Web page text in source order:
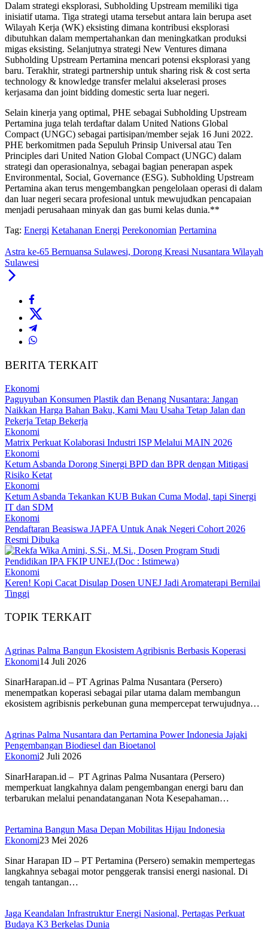
Dalam strategi eksplorasi, Subholding Upstream memiliki tiga
inisiatif utama. Tiga strategi utama tersebut antara lain berupa aset
Wilayah Kerja (WK) eksisting dimana kontribusi eksplorasi
dibutuhkan dalam mempertahankan dan meningkatkan produksi
migas eksisting. Selanjutnya strategi New Ventures dimana
Subholding Upstream Pertamina mencari potensi eksplorasi yang
baru. Terakhir, strategi partnership untuk sharing risk & cost serta
technology & knowledge transfer melalui akselerasi proses
kerjasama dan joint bidding domestic serta luar negeri.
Selain kinerja yang optimal, PHE sebagai Subholding Upstream
Pertamina juga telah terdaftar dalam United Nations Global
Compact (UNGC) sebagai partisipan/member sejak 16 Juni 2022.
PHE berkomitmen pada Sepuluh Prinsip Universal atau Ten
Principles dari United Nation Global Compact (UNGC) dalam
strategi dan operasionalnya, sebagai bagian penerapan aspek
Environmental, Social, Governance (ESG). Subholding Upstream
Pertamina akan terus mengembangkan pengelolaan operasi di dalam
dan luar negeri secara profesional untuk mewujudkan pencapaian
menjadi perusahaan minyak dan gas bumi kelas dunia.**
Tag: Energi Ketahanan Energi Perekonomian Pertamina
Astra ke-65 Bernuansa Sulawesi, Dorong Kreasi Nusantara Wilayah
Sulawesi
BERITA TERKAIT
Ekonomi
Paguyuban Konsumen Plastik dan Benang Nusantara: Jangan
Naikkan Harga Bahan Baku, Kami Mau Usaha Tetap Jalan dan
Pekerja Tetap Bekerja
Ekonomi
Matrix Perkuat Kolaborasi Industri ISP Melalui MAIN 2026
Ekonomi
Ketum Asbanda Dorong Sinergi BPD dan BPR dengan Mitigasi
Risiko Ketat
Ekonomi
Ketum Asbanda Tekankan KUB Bukan Cuma Modal, tapi Sinergi
IT dan SDM
Ekonomi
Pendaftaran Beasiswa JAPFA Untuk Anak Negeri Cohort 2026
Resmi Dibuka
Ekonomi
Keren! Kopi Cacat Disulap Dosen UNEJ Jadi Aromaterapi Bernilai
Tinggi
TOPIK TERKAIT
Agrinas Palma Bangun Ekosistem Agribisnis Berbasis Koperasi
Ekonomi14 Juli 2026
SinarHarapan.id – PT Agrinas Palma Nusantara (Persero)
menempatkan koperasi sebagai pilar utama dalam membangun
ekosistem agribisnis perkebunan guna mempercepat terwujudnya…
Agrinas Palma Nusantara dan Pertamina Power Indonesia Jajaki
Pengembangan Biodiesel dan Bioetanol
Ekonomi2 Juli 2026
SinarHarapan.id – PT Agrinas Palma Nusantara (Persero)
memperkuat langkahnya dalam pengembangan energi baru dan
terbarukan melalui penandatanganan Nota Kesepahaman…
Pertamina Bangun Masa Depan Mobilitas Hijau Indonesia
Ekonomi23 Mei 2026
Sinar Harapan ID – PT Pertamina (Persero) semakin mempertegas
langkahnya sebagai motor penggerak transisi energi nasional. Di
tengah tantangan…
Jaga Keandalan Infrastruktur Energi Nasional, Pertagas Perkuat
Budaya K3 Berkelas Dunia